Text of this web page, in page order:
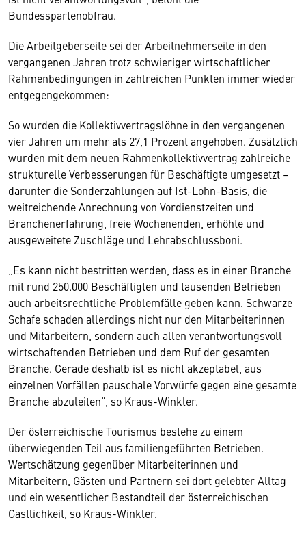
Bundesspartenobfrau.
Die Arbeitgeberseite sei der Arbeitnehmerseite in den
vergangenen Jahren trotz schwieriger wirtschaftlicher
Rahmenbedingungen in zahlreichen Punkten immer wieder
entgegengekommen:
So wurden die Kollektivvertragslöhne in den vergangenen
vier Jahren um mehr als 27,1 Prozent angehoben. Zusätzlich
wurden mit dem neuen Rahmenkollektivvertrag zahlreiche
strukturelle Verbesserungen für Beschäftigte umgesetzt –
darunter die Sonderzahlungen auf Ist-Lohn-Basis, die
weitreichende Anrechnung von Vordienstzeiten und
Branchenerfahrung, freie Wochenenden, erhöhte und
ausgeweitete Zuschläge und Lehrabschlussboni.
„Es kann nicht bestritten werden, dass es in einer Branche
mit rund 250.000 Beschäftigten und tausenden Betrieben
auch arbeitsrechtliche Problemfälle geben kann. Schwarze
Schafe schaden allerdings nicht nur den Mitarbeiterinnen
und Mitarbeitern, sondern auch allen verantwortungsvoll
wirtschaftenden Betrieben und dem Ruf der gesamten
Branche. Gerade deshalb ist es nicht akzeptabel, aus
einzelnen Vorfällen pauschale Vorwürfe gegen eine gesamte
Branche abzuleiten“, so Kraus-Winkler.
Der österreichische Tourismus bestehe zu einem
überwiegenden Teil aus familiengeführten Betrieben.
Wertschätzung gegenüber Mitarbeiterinnen und
Mitarbeitern, Gästen und Partnern sei dort gelebter Alltag
und ein wesentlicher Bestandteil der österreichischen
Gastlichkeit, so Kraus-Winkler.